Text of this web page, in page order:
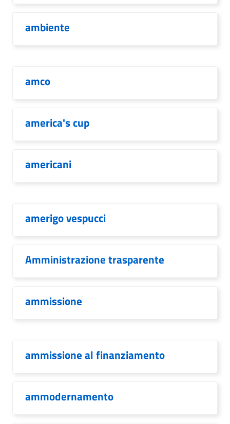
ambiente
amco
america's cup
americani
amerigo vespucci
Amministrazione trasparente
ammissione
ammissione al finanziamento
ammodernamento